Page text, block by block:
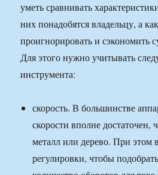
уметь сравнивать
них понадобятся владельцу, а
проигнорировать и сэкономить
Для этого нужно учитывать
инструмента:
скорость. В большинстве
скорости вполне достаточен,
металл или дерево. При этом
регулировки, чтобы